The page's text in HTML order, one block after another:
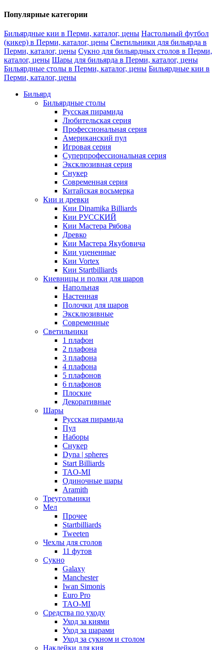
Популярные категории
Бильярдные кии в Перми, каталог, цены Настольный футбол
(кикер) в Перми, каталог, цены Светильники для бильярда в
Перми, каталог, цены Сукно для бильярдных столов в Перми,
каталог, цены Шары для бильярда в Перми, каталог, цены
Бильярдные столы в Перми, каталог, цены Бильярдные кии в
Перми, каталог, цены
Бильярд
Бильярдные столы
Русская пирамида
Любительская серия
Профессиональная серия
Американский пул
Игровая серия
Суперпрофессиональная серия
Эксклюзивная серия
Снукер
Современная серия
Китайская восьмерка
Кии и древки
Кии Dinamika Billiards
Кии РУССКИЙ
Кии Мастера Рябова
Древко
Кии Мастера Якубовича
Кии уцененные
Кии Vortex
Кии Startbilliards
Киевницы и полки для шаров
Напольная
Настенная
Полочки для шаров
Эксклюзивные
Современные
Светильники
1 плафон
2 плафона
3 плафона
4 плафона
5 плафонов
6 плафонов
Плоские
Декоративные
Шары
Русская пирамида
Пул
Наборы
Снукер
Dyna | spheres
Start Billiards
TAO-MI
Одиночные шары
Aramith
Треугольники
Мел
Прочее
Startbilliards
Tweeten
Чехлы для столов
11 футов
Сукно
Galaxy
Manchester
Iwan Simonis
Euro Pro
TAO-MI
Средства по уходу
Уход за киями
Уход за шарами
Уход за сукном и столом
Наклейки для кия